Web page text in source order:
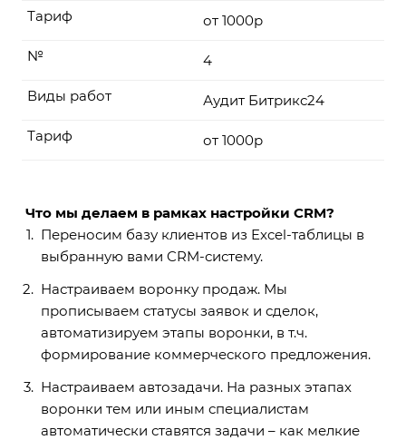
от 1000р
Тариф
4
№
Аудит Битрикс24
Виды работ
от 1000р
Тариф
Что мы делаем в рамках настройки CRM?
Переносим базу клиентов из Excel-таблицы в
выбранную вами CRM-систему.
Настраиваем воронку продаж. Мы
прописываем статусы заявок и сделок,
автоматизируем этапы воронки, в т.ч.
формирование коммерческого предложения.
Настраиваем автозадачи. На разных этапах
воронки тем или иным специалистам
автоматически ставятся задачи – как мелкие